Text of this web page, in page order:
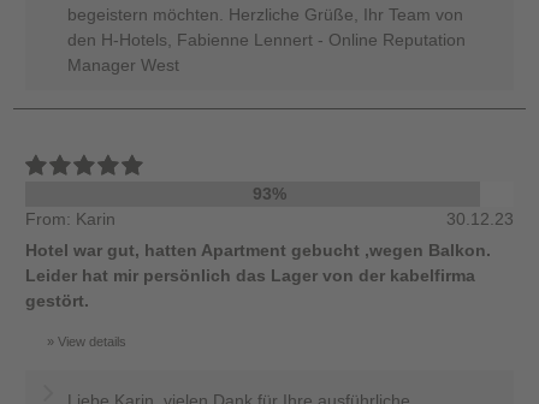
begeistern möchten. Herzliche Grüße, Ihr Team von
den H-Hotels, Fabienne Lennert - Online Reputation
Manager West
93%
From: Karin
30.12.23
Hotel war gut, hatten Apartment gebucht ,wegen Balkon.
Leider hat mir persönlich das Lager von der kabelfirma
gestört.
View details
Liebe Karin, vielen Dank für Ihre ausführliche